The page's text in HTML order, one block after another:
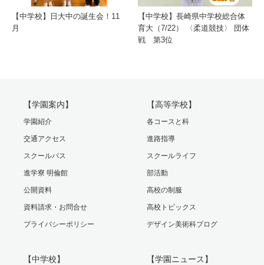
【中学校】日大中の誕生会！11
月
【中学校】長崎県中学校総合体
育大（7/22） 〈柔道競技〉 団体
戦 第3位
【学園案内】
学園紹介
交通アクセス
スクールバス
進学寮 明倫館
公開資料
資料請求・お問合せ
プライバシーポリシー
【高等学校】
各コースと科
進路指導
スクールライフ
部活動
高校の制服
高校トピックス
デザイン美術科ブログ
【中学校】 【学園ニュース】